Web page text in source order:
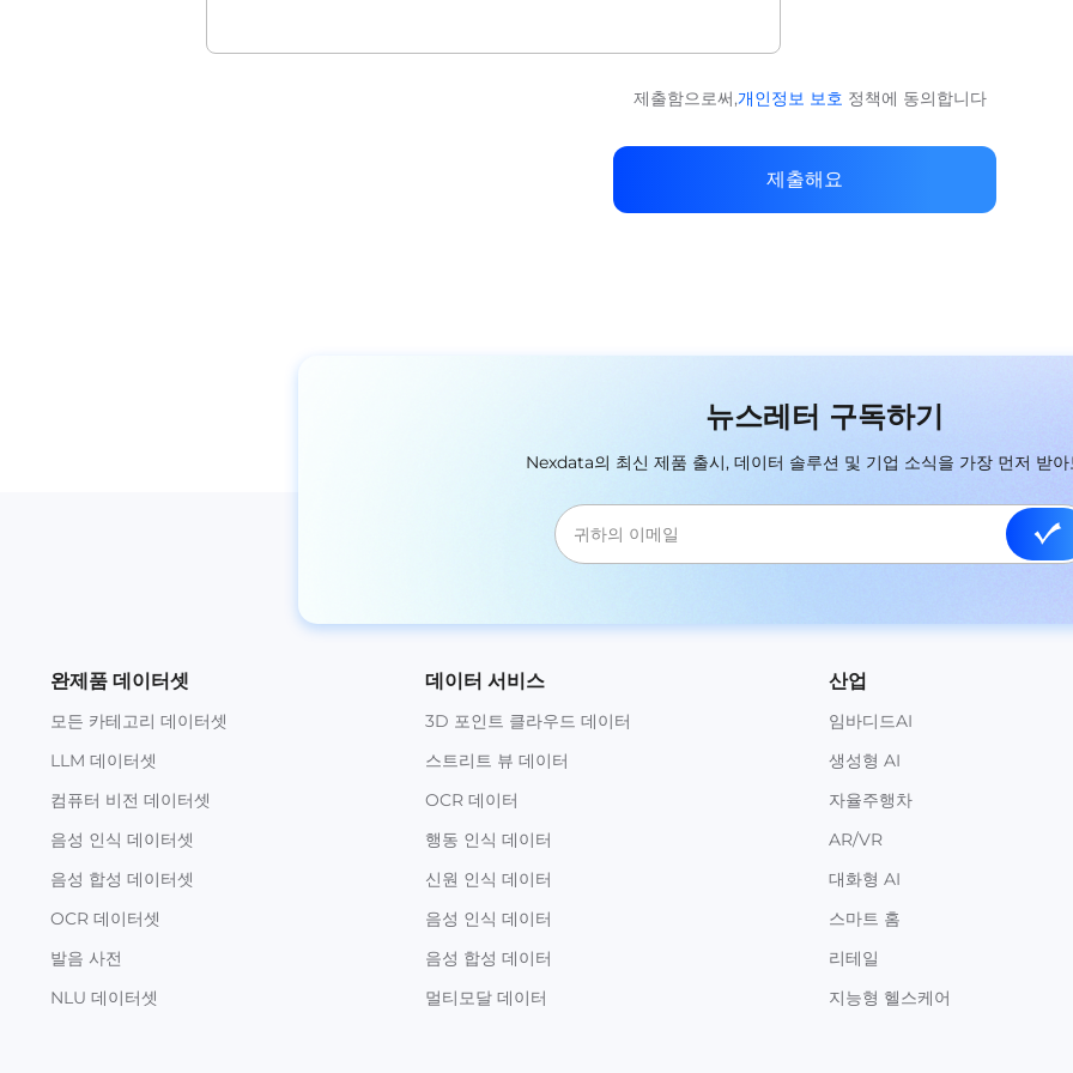
제출함으로써,개인정보 보호 정책에 동의합니다
제출해요
뉴스레터 구독하기
Nexdata의 최신 제품 출시, 데이터 솔루션 및 기업 소식을 가장 먼저 받아
완제품 데이터셋
모든 카테고리 데이터셋
LLM 데이터셋
컴퓨터 비전 데이터셋
음성 인식 데이터셋
음성 합성 데이터셋
OCR 데이터셋
발음 사전
NLU 데이터셋
데이터 서비스
3D 포인트 클라우드 데이터
스트리트 뷰 데이터
OCR 데이터
행동 인식 데이터
신원 인식 데이터
음성 인식 데이터
음성 합성 데이터
멀티모달 데이터
산업
임바디드AI
생성형 AI
자율주행차
AR/VR
대화형 AI
스마트 홈
리테일
지능형 헬스케어